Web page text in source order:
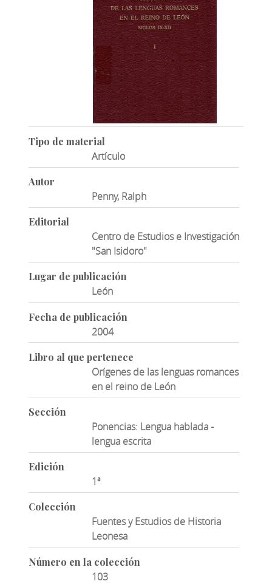
Tipo de material
Artículo
Autor
Penny, Ralph
Editorial
Centro de Estudios e Investigación
"San Isidoro"
Lugar de publicación
León
Fecha de publicación
2004
Libro al que pertenece
Orígenes de las lenguas romances
en el reino de León
Sección
Ponencias: Lengua hablada -
lengua escrita
Edición
1ª
Colección
Fuentes y Estudios de Historia
Leonesa
Número en la colección
103